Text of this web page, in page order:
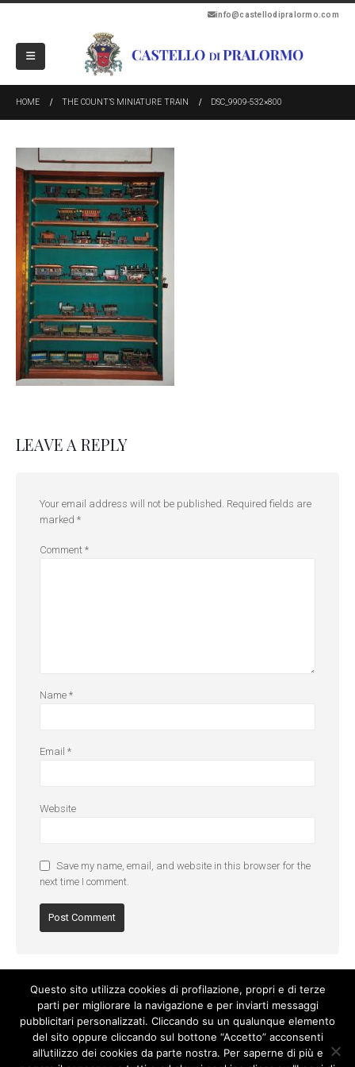
info@castellodipralormo.com
HOME THE COUNT’S MINIATURE TRAIN DSC_9909-532×800
LEAVE A REPLY
Your email address will not be published. Required fields are
marked *
Comment *
Name *
Email *
Website
Save my name, email, and website in this browser for the
next time I comment.
Questo sito utilizza cookies di profilazione, propri e di terze
parti per migliorare la navigazione e per inviarti messaggi
pubblicitari personalizzati. Cliccando su un qualunque elemento
del sito oppure cliccando sul bottone “Accetto” acconsenti
all’utilizzo dei cookies da parte nostra. Per saperne di più e